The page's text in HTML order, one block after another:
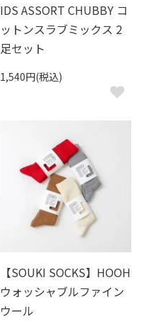
IDS ASSORT CHUBBY コ
ットンスラブミックス 2
足セット
1,540円(税込)
【SOUKI SOCKS】HOOH
ウォッシャブルファイン
ウール